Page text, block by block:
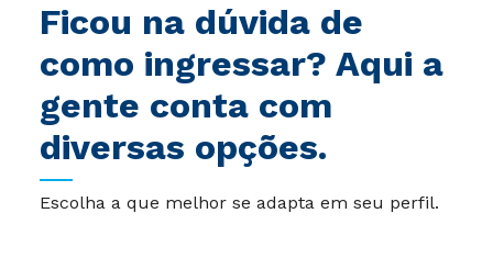
Ficou na dúvida de
como ingressar? Aqui a
gente conta com
diversas opções.
Escolha a que melhor se adapta em seu perfil.